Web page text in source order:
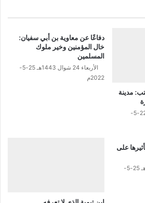
مدينة
الأحد 21 شوال 1443هـ 22-5-
دفاعًا عن معاوية بن أبي سفيان:
خال المؤمنين وخير ملوك
المسلمين
الأربعاء 24 شوال 1443هـ 25-5-
2022م
على
الأربعاء 24 شوال 1443هـ 25-5-